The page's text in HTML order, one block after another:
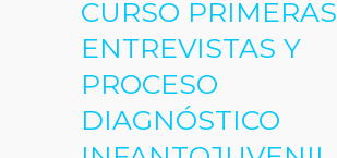
CURSO PRIMERAS
ENTREVISTAS Y
PROCESO
DIAGNÓSTICO